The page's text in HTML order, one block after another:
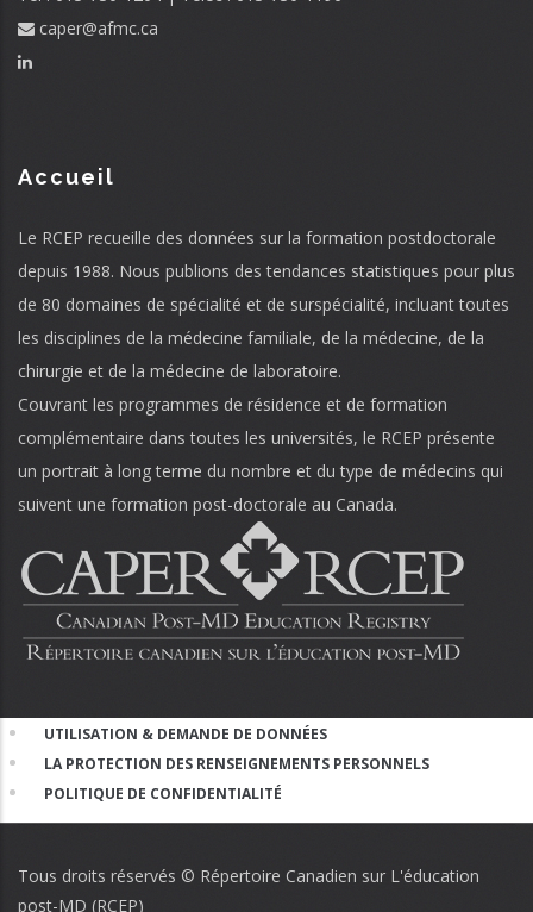
caper@afmc.ca
Accueil
Le RCEP recueille des données sur la formation postdoctorale
depuis 1988. Nous publions des tendances statistiques pour plus
de 80 domaines de spécialité et de surspécialité, incluant toutes
les disciplines de la médecine familiale, de la médecine, de la
chirurgie et de la médecine de laboratoire.
Couvrant les programmes de résidence et de formation
complémentaire dans toutes les universités, le RCEP présente
un portrait à long terme du nombre et du type de médecins qui
suivent une formation post-doctorale au Canada.
Footer
menu
UTILISATION & DEMANDE DE DONNÉES
LA PROTECTION DES RENSEIGNEMENTS PERSONNELS
POLITIQUE DE CONFIDENTIALITÉ
Tous droits réservés © Répertoire Canadien sur L'éducation
post-MD (RCEP)